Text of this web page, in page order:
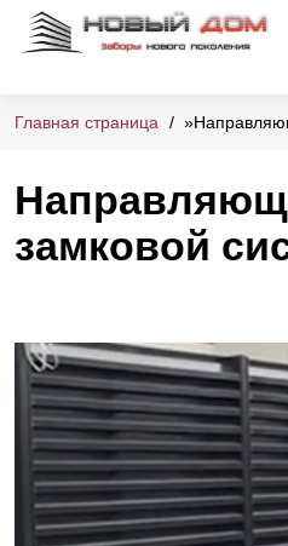
Главная страница »
замковой